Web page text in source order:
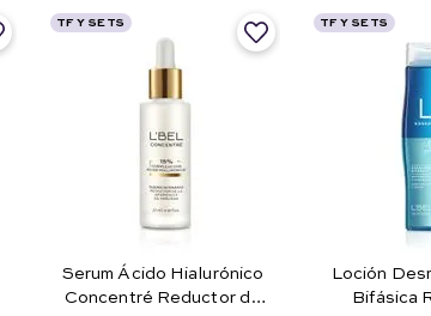
TF Y SETS
Serum Ácido Hialurónico
Concentré Reductor de
TF Y SETS
Loción
Bifásica